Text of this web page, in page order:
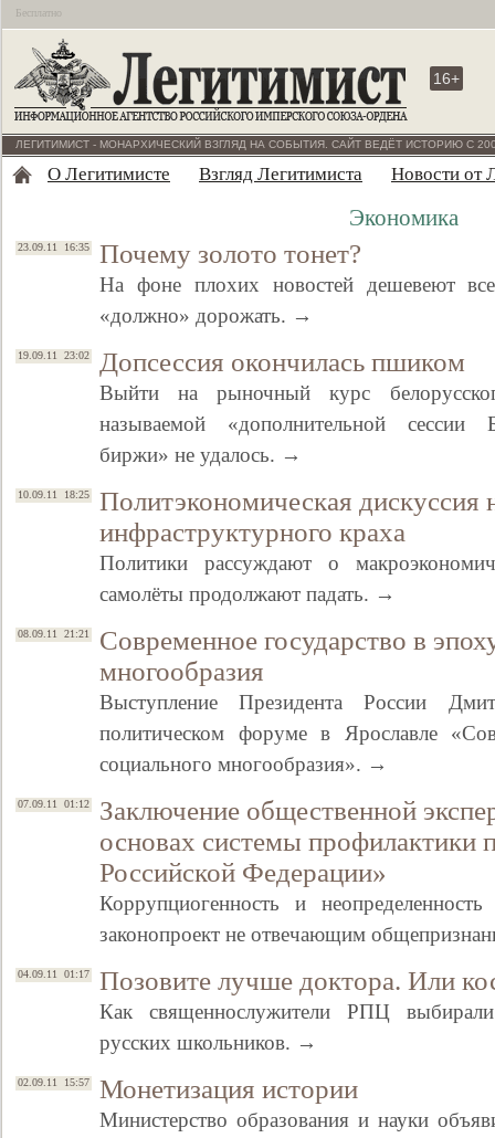
Бесплатно
16+
ЛЕГИТИМИСТ - МОНАРХИЧЕСКИЙ ВЗГЛЯД НА СОБЫТИЯ. САЙТ ВЕДЁТ ИСТОРИЮ С
О Легитимисте Взгляд Легитимиста Новости от
Экономика
23.09.11 16:35 Почему золото тонет?
На фоне плохих новостей дешевеют
«должно» дорожать. →
19.09.11 23:02 Допсессия окончилась пшиком
Выйти на рыночный курс
называемой «дополнительной сессии
биржи» не удалось. →
10.09.11 18:25
Политэкономическая дискуссия
инфраструктурного краха
Политики рассуждают о
самолёты продолжают падать. →
08.09.11 21:21
Современное государство в
многообразия
Выступление Президента России
политическом форуме в Ярославле
социального многообразия». →
07.09.11 01:12
Заключение общественной
основах системы профилактики
Российской Федерации»
Коррупциогенность и
законопроект не отвечающим
04.09.11 01:17 Позовите лучше доктора. Или
Как священнослужители РПЦ выбирали
русских школьников. →
02.09.11 15:57 Монетизация истории
Министерство образования и науки